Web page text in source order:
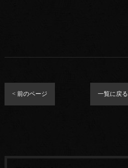
< 前のページ 一覧に戻る